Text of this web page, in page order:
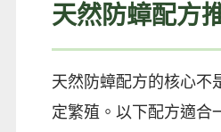
天然防蟑配方
天然防蟑配方的核心不
定繁殖。以下配方適合